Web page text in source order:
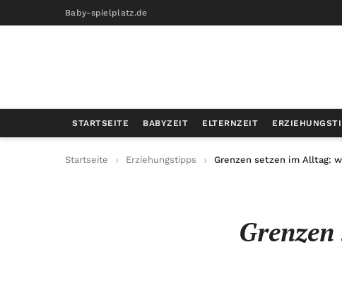
Baby-spielplatz.de
STARTSEITE BABYZEIT ELTERNZEIT
Startseite Erziehungstipps Grenzen setzen im Alltag: